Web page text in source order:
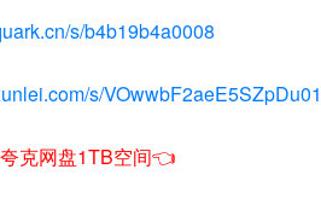
s/b4b19b4a0008
s/
克网盘1TB空间👈